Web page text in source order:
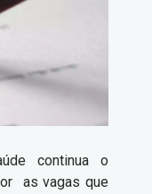
continua o
as vagas que